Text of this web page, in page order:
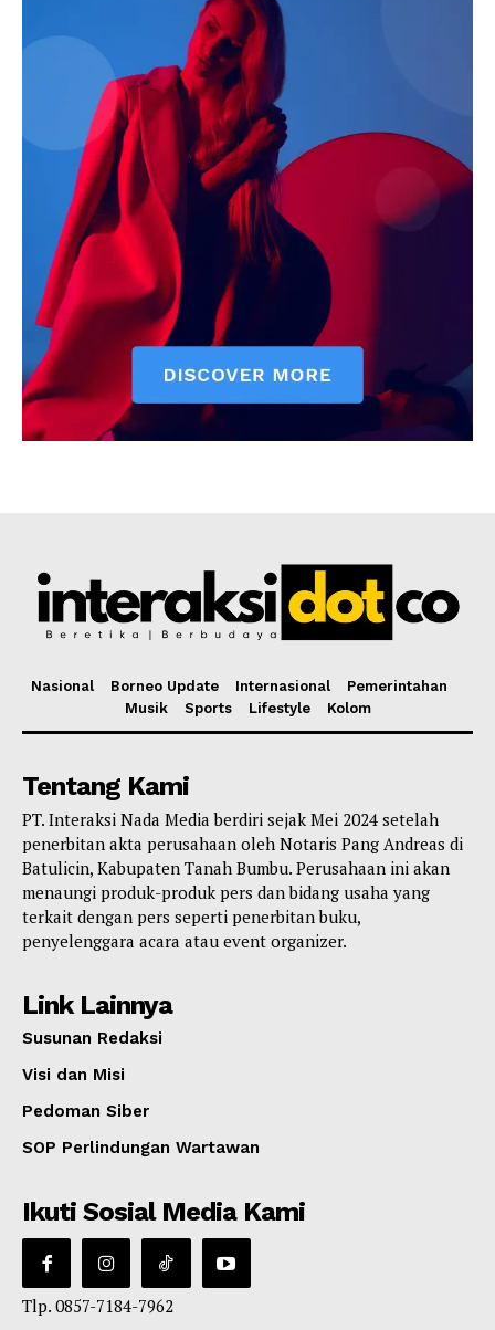
Nasional Borneo Update Internasional
Pemerintahan
Musik
Sports Lifestyle Kolom
Tentang Kami
PT. Interaksi Nada Media berdiri sejak Mei 2024 setelah
penerbitan akta perusahaan oleh Notaris Pang Andreas di
Batulicin, Kabupaten Tanah Bumbu. Perusahaan ini akan
menaungi produk-produk pers dan bidang usaha yang
terkait dengan pers seperti penerbitan buku,
penyelenggara acara atau event organizer.
Link Lainnya
Susunan Redaksi
Visi dan Misi
Pedoman Siber
SOP Perlindungan Wartawan
Ikuti Sosial Media Kami
Tlp. 0857-7184-7962